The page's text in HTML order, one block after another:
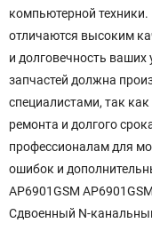
компьютерной
отличаются высоким
и долговечность ваших
запчастей должна
специалистами, так
ремонта и долгого
профессионалам для
ошибок и
AP6901GSM
Сдвоенный N-